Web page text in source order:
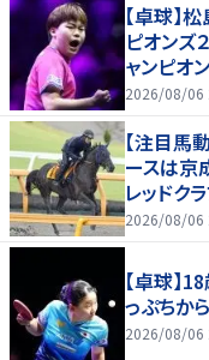
【卓球】
ピオンズ
ャンピオ
2026/08/06
【注目馬
ースは京
レッドク
2026/08/06
【卓球】
っぷちか
2026/08/06